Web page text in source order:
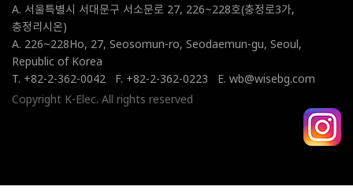
A. 서울특별시 서대문구 서소문로 27, 226~228호(충정로3가,
충정리시온)
A. 226~228Ho, 27, Seosomun-ro, Seodaemun-gu, Seoul,
Republic of Korea
T. +82-2-362-0042
F. +82-2-362-0223
E. wb@wisebg.com
Copyright K-Elec. All rights reserved